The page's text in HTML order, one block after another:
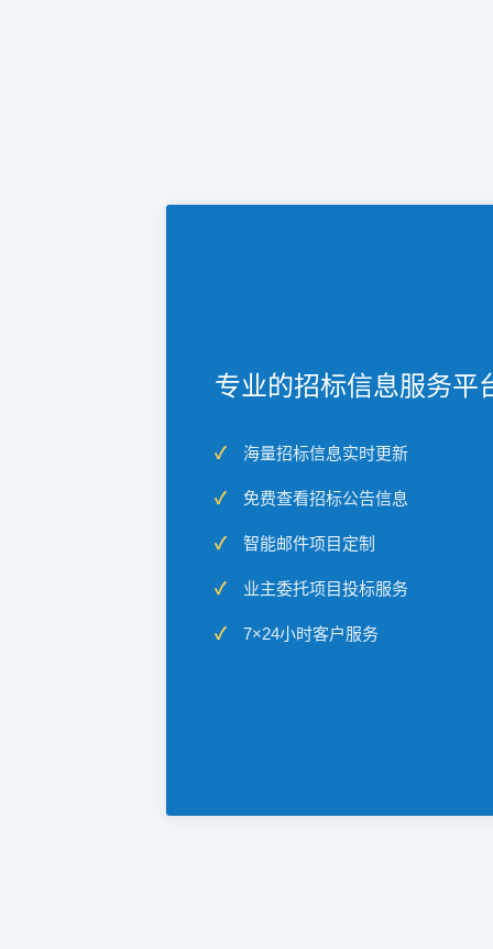
专业的招标信息服务平
海量招标信息实时更新
免费查看招标公告信息
智能邮件项目定制
业主委托项目投标服务
7×24小时客户服务